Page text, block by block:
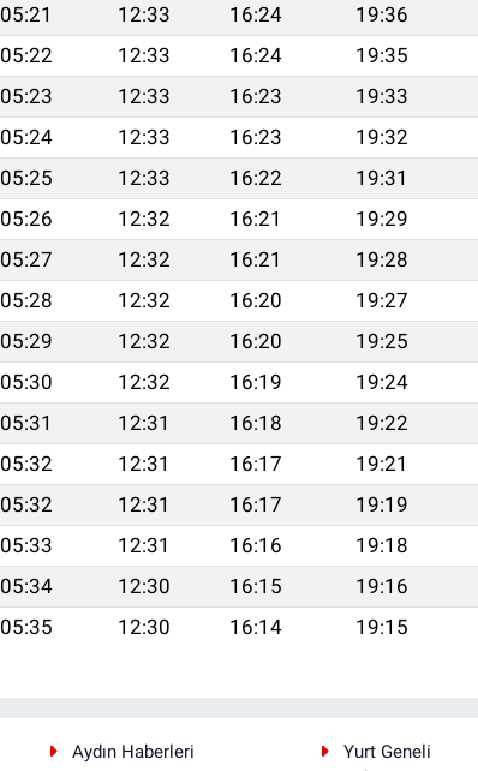
05:21 12:33 16:24 19:36
05:22 12:33 16:24 19:35
05:23 12:33 16:23 19:33
05:24 12:33 16:23 19:32
05:25 12:33 16:22 19:31
05:26 12:32 16:21 19:29
05:27 12:32 16:21 19:28
05:28 12:32 16:20 19:27
05:29 12:32 16:20 19:25
05:30 12:32 16:19 19:24
05:31 12:31 16:18 19:22
05:32 12:31 16:17 19:21
05:32 12:31 16:17 19:19
05:33 12:31 16:16 19:18
05:34 12:30 16:15 19:16
05:35 12:30 16:14 19:15
Aydın Haberleri
Yurt Geneli